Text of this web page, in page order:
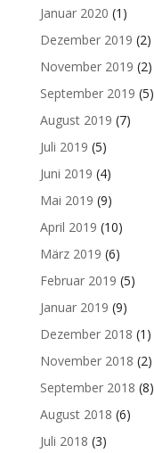
Januar 2020 (1)
Dezember 2019 (2)
November 2019 (2)
September 2019 (5)
August 2019 (7)
Juli 2019 (5)
Juni 2019 (4)
Mai 2019 (9)
April 2019 (10)
März 2019 (6)
Februar 2019 (5)
Januar 2019 (9)
Dezember 2018 (1)
November 2018 (2)
September 2018 (8)
August 2018 (6)
Juli 2018 (3)